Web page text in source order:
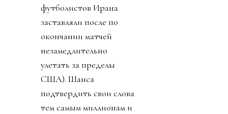
все были рады и
счастливы (см.
«Газлайтинг»). Даже
сборная Иран получила
и визы, и доброе
отношение (напомню,
специалистам Ирана и
других сборных